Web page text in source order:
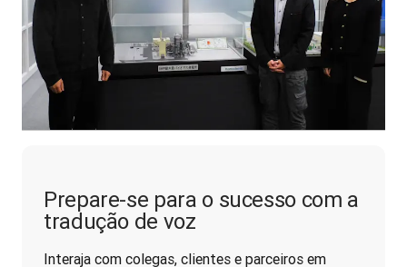
Prepare-se para o sucesso com a
tradução de voz
Interaja com colegas, clientes e parceiros em